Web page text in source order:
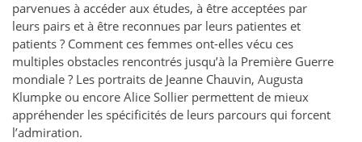
parvenues à accéder aux études, à être acceptées par
leurs pairs et à être reconnues par leurs patientes et
patients ? Comment ces femmes ont-elles vécu ces
multiples obstacles rencontrés jusqu’à la Première Guerre
mondiale ? Les portraits de Jeanne Chauvin, Augusta
Klumpke ou encore Alice Sollier permettent de mieux
appréhender les spécificités de leurs parcours qui forcent
l’admiration.